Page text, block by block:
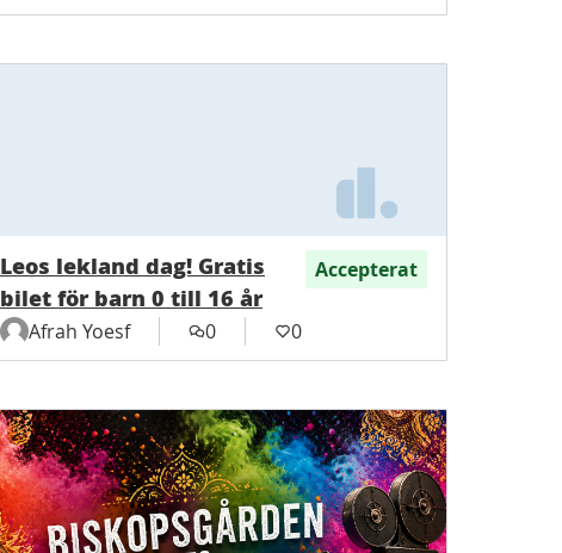
Leos lekland dag! Gratis
bilet för barn 0 till 16 år
Accepterat
Afrah Yoesf 0 0